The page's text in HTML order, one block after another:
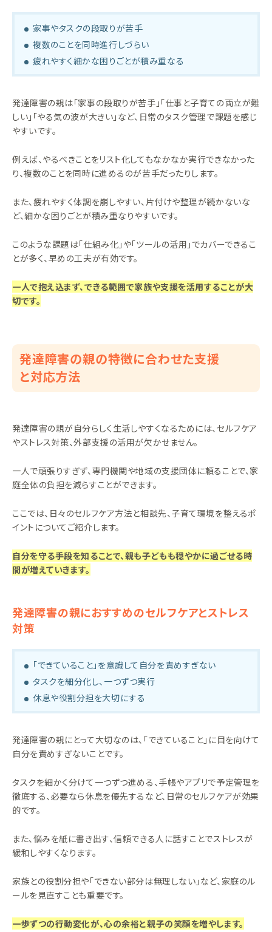
家事やタスクの段取りが苦手
複数のことを同時進行しづらい
疲れやすく細かな困りごとが積み重なる
発達障害の親は「家事の段取りが苦手」「仕事と子育ての両立が難
しい」「やる気の波が大きい」など、日常のタスク管理で課題を感じ
やすいです。
例えば、やるべきことをリスト化してもなかなか実行できなかった
り、複数のことを同時に進めるのが苦手だったりします。
また、疲れやすく体調を崩しやすい、片付けや整理が続かないな
ど、細かな困りごとが積み重なりやすいです。
このような課題は「仕組み化」や「ツールの活用」でカバーできるこ
とが多く、早めの工夫が有効です。
一人で抱え込まず、できる範囲で家族や支援を活用することが大
切です。
発達障害の親の特徴に合わせた支援
と対応方法
発達障害の親が自分らしく生活しやすくなるためには、セルフケア
やストレス対策、外部支援の活用が欠かせません。
一人で頑張りすぎず、専門機関や地域の支援団体に頼ることで、家
庭全体の負担を減らすことができます。
ここでは、日々のセルフケア方法と相談先、子育て環境を整えるポ
イントについてご紹介します。
自分を守る手段を知ることで、親も子どもも穏やかに過ごせる時
間が増えていきます。
発達障害の親におすすめのセルフケアとストレス
対策
「できていること」を意識して自分を責めすぎない
タスクを細分化し、一つずつ実行
休息や役割分担を大切にする
発達障害の親にとって大切なのは、「できていること」に目を向けて
自分を責めすぎないことです。
タスクを細かく分けて一つずつ進める、手帳やアプリで予定管理を
徹底する、必要なら休息を優先するなど、日常のセルフケアが効果
的です。
また、悩みを紙に書き出す、信頼できる人に話すことでストレスが
緩和しやすくなります。
家族との役割分担や「できない部分は無理しない」など、家庭のル
ールを見直すことも重要です。
一歩ずつの行動変化が、心の余裕と親子の笑顔を増やします。